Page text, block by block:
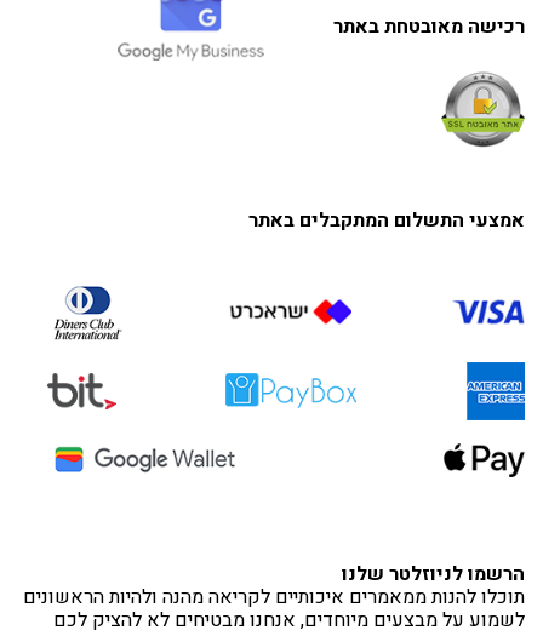
רכישה מאובטחת באתר
אמצעי התשלום המתקבלים באתר
הרשמו לניוזלטר שלנו
תוכלו להנות ממאמרים איכותיים לקריאה מהנה ולהיות הראשונים
לשמוע על מבצעים מיוחדים, אנחנו מבטיחים לא להציק לכם